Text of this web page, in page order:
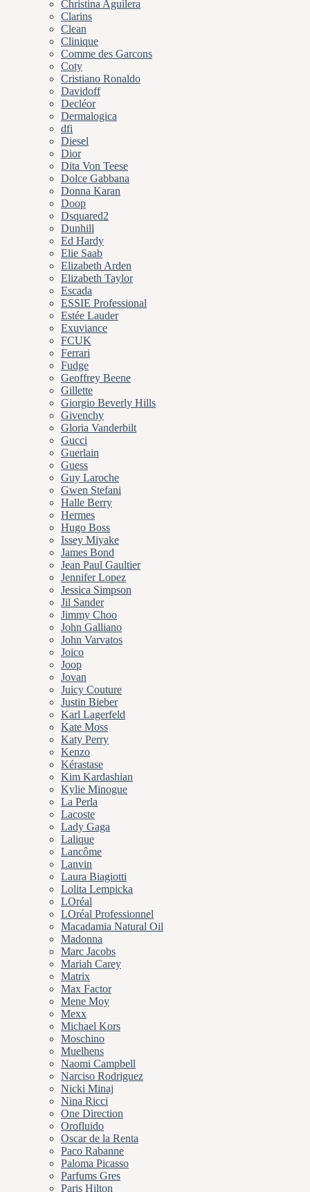
Christina Aguilera
Clarins
Clean
Clinique
Comme des Garcons
Coty
Cristiano Ronaldo
Davidoff
Decléor
Dermalogica
dfi
Diesel
Dior
Dita Von Teese
Dolce Gabbana
Donna Karan
Doop
Dsquared2
Dunhill
Ed Hardy
Elie Saab
Elizabeth Arden
Elizabeth Taylor
Escada
ESSIE Professional
Estée Lauder
Exuviance
FCUK
Ferrari
Fudge
Geoffrey Beene
Gillette
Giorgio Beverly Hills
Givenchy
Gloria Vanderbilt
Gucci
Guerlain
Guess
Guy Laroche
Gwen Stefani
Halle Berry
Hermes
Hugo Boss
Issey Miyake
James Bond
Jean Paul Gaultier
Jennifer Lopez
Jessica Simpson
Jil Sander
Jimmy Choo
John Galliano
John Varvatos
Joico
Joop
Jovan
Juicy Couture
Justin Bieber
Karl Lagerfeld
Kate Moss
Katy Perry
Kenzo
Kérastase
Kim Kardashian
Kylie Minogue
La Perla
Lacoste
Lady Gaga
Lalique
Lancôme
Lanvin
Laura Biagiotti
Lolita Lempicka
LOréal
LOréal Professionnel
Macadamia Natural Oil
Madonna
Marc Jacobs
Mariah Carey
Matrix
Max Factor
Mene Moy
Mexx
Michael Kors
Moschino
Muelhens
Naomi Campbell
Narciso Rodriguez
Nicki Minaj
Nina Ricci
One Direction
Orofluido
Oscar de la Renta
Paco Rabanne
Paloma Picasso
Parfums Gres
Paris Hilton